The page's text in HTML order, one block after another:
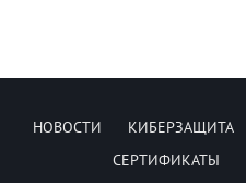
НОВОСТИ КИБЕРЗАЩИТА
СЕРТИФИКАТЫ